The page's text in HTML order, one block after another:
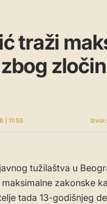
traži
| 11:53
tužilaštva u
zakonske
tada 13-godišnjeg